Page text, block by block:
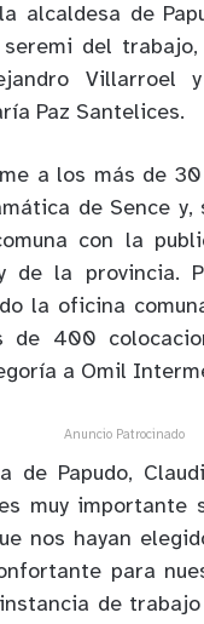
alcaldesa de
del trabajo,
Villarroel
Paz Santelices.
a los más de
de Sence y,
con la
de la provincia.
la oficina
de 400
a Omil
Anuncio Patrocinado
de Papudo,
muy importante
nos hayan
para
de